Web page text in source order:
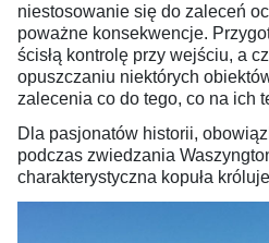
niestosowanie się do zaleceń
poważne konsekwencje.
ścisłą kontrolę przy wejściu, a
opuszczaniu niektórych
zalecenia co do tego, co na ich
Dla pasjonatów historii,
podczas zwiedzania
charakterystyczna kopuła